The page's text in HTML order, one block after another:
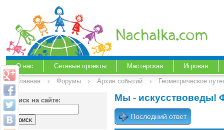
О нас Сетевые проекты Мастерская
Игровая
Главная
› Форумы › Архив событий › Геометрическое
Поиск на сайте: Мы - искусствоведы!
Последний ответ